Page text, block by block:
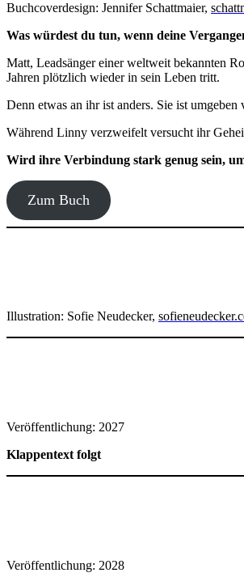
Buchcoverdesign: Jennifer Schattmaier,
Was würdest du tun, wenn deine
Matt, Leadsänger einer weltweit bekannten
Jahren plötzlich wieder in sein Leben tritt.
Denn etwas an ihr ist anders. Sie ist
Während Linny verzweifelt versucht ihr
Wird ihre Verbindung stark genug sein,
Zum Buch
Illustration: Sofie Neudecker,
Veröffentlichung: 2027
Klappentext folgt
Veröffentlichung: 2028